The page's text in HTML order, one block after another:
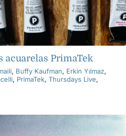
acuarelas PrimaTek
, Buffy Kaufman, Erkin Yılmaz,
, PrimaTek, Thursdays Live,